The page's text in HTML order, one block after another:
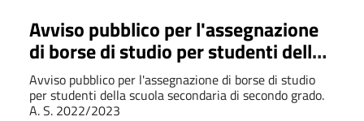
Avviso pubblico per l'assegnazione
di borse di studio per studenti della
scuola secondaria di secondo grado.
A. S. 2022/2023
Avviso pubblico per l'assegnazione di borse di studio
per studenti della scuola secondaria di secondo grado.
A. S. 2022/2023